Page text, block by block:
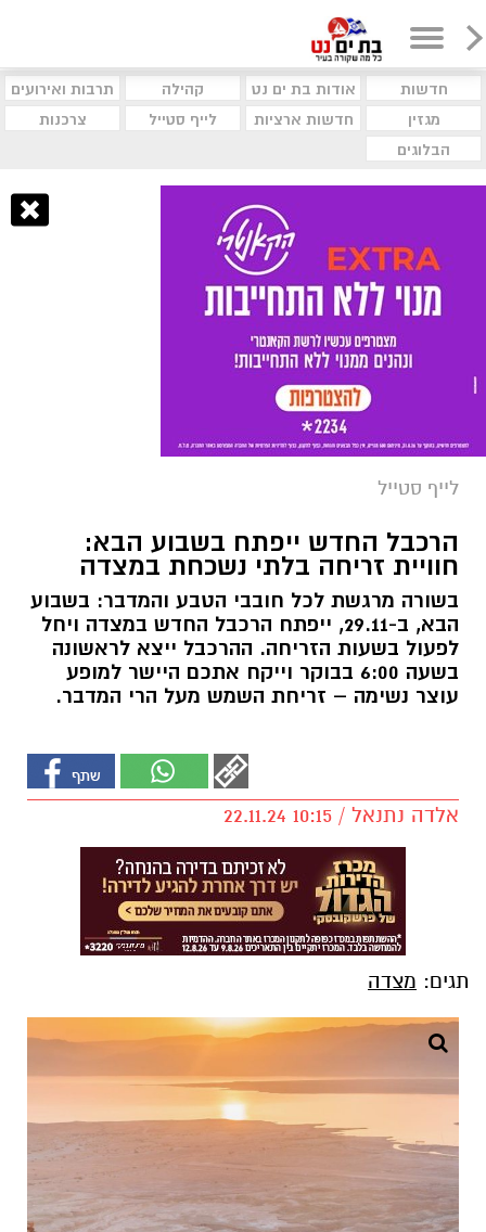
חדשות אודות בת ים נט קהילה
תרבות ואירועים
מגזין
חדשות ארציות לייף סטייל
צרכנות
הבלוגים
לייף סטייל
הרכבל החדש ייפתח בשבוע הבא:
חוויית זריחה בלתי נשכחת במצדה
בשורה מרגשת לכל חובבי הטבע והמדבר: בשבוע
הבא, ב-29.11, ייפתח הרכבל החדש במצדה ויחל
לפעול בשעות הזריחה. ההרכבל ייצא לראשונה
בשעה 6:00 בבוקר וייקח אתכם היישר למופע
עוצר נשימה – זריחת השמש מעל הרי המדבר.
אלדה נתנאל / 10:15 22.11.24
תגים: מצדה